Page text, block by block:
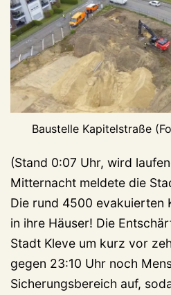
Baustelle Kapitelstraße
(Stand 0:07 Uhr, wird
Mitternacht meldete die
Die rund 4500 evakuierten
in ihre Häuser! Die
Stadt Kleve um kurz vor
gegen 23:10 Uhr noch
Sicherungsbereich auf,